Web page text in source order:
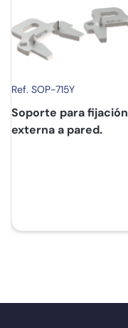
Ref. SOP-715Y
Soporte para fijación
externa a pared.